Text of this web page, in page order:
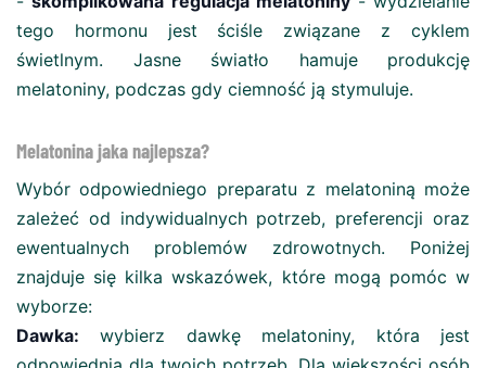
tego hormonu jest ściśle związane z cyklem
świetlnym. Jasne światło hamuje produkcję
melatoniny, podczas gdy ciemność ją stymuluje.
Melatonina jaka najlepsza?
Wybór odpowiedniego preparatu z melatoniną może
zależeć od indywidualnych potrzeb, preferencji oraz
ewentualnych problemów zdrowotnych. Poniżej
znajduje się kilka wskazówek, które mogą pomóc w
wyborze:
Dawka: wybierz dawkę melatoniny, która jest